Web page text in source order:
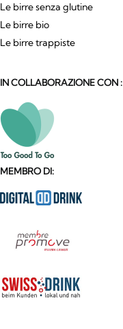
Le birre senza glutine
Le birre bio
Le birre trappiste
IN COLLABORAZIONE CON :
MEMBRO DI: